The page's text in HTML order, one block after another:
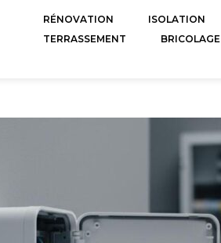
RÉNOVATION ISOLATION
TERRASSEMENT
BRICOLAGE